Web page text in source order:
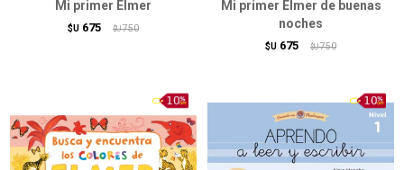
Mi primer Elmer
$U 675 $U 750
Mi primer Elmer de buenas
noches
$U 675 $U 750